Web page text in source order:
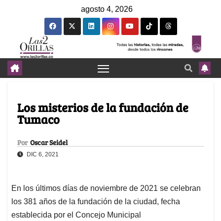
agosto 4, 2026
Los misterios de la fundación de
Tumaco
Por Oscar Seidel
DIC 6, 2021
En los últimos días de noviembre de 2021 se celebran
los 381 años de la fundación de la ciudad, fecha
establecida por el Concejo Municipal